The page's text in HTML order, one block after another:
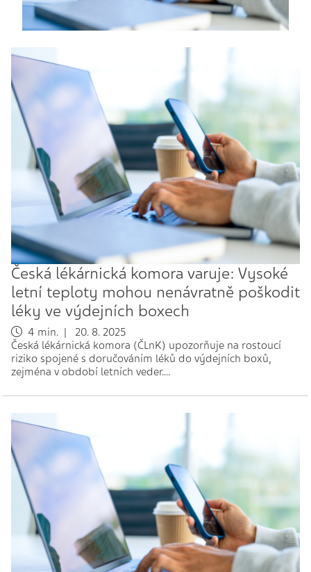
Česká lékárnická komora varuje: Vysoké
letní teploty mohou nenávratně poškodit
léky ve výdejních boxech
4 min. | 20. 8. 2025
Česká lékárnická komora (ČLnK) upozorňuje na rostoucí
riziko spojené s doručováním léků do výdejních boxů,
zejména v období letních veder.…